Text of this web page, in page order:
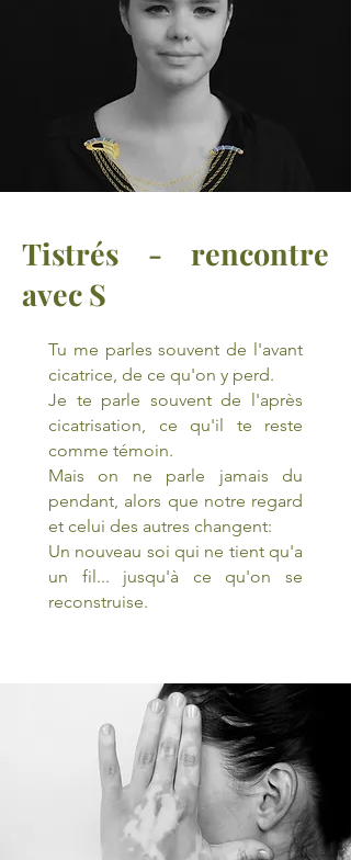
Tistrés - rencontre
avec S
Tu me parles souvent de l'avant
cicatrice, de ce qu'on y perd.
Je te parle souvent de l'après
cicatrisation, ce qu'il te reste
comme témoin.
Mais on ne parle jamais du
pendant, alors que notre regard
et celui des autres changent:
Un nouveau soi qui ne tient qu'a
un fil... jusqu'à ce qu'on se
reconstruise.